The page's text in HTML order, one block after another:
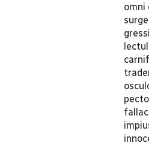
omni